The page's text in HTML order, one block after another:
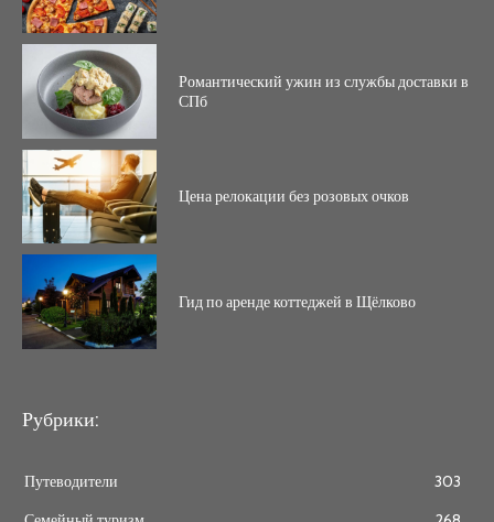
Романтический ужин из службы доставки в
СПб
Цена релокации без розовых очков
Гид по аренде коттеджей в Щёлково
Рубрики:
Путеводители
303